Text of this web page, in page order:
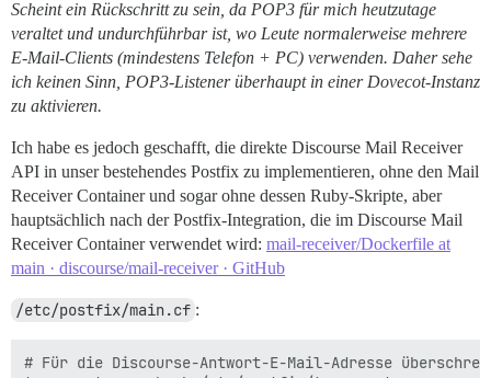
Scheint ein Rückschritt zu sein, da POP3 für mich heutzutage
veraltet und undurchführbar ist, wo Leute normalerweise mehrere
E-Mail-Clients (mindestens Telefon + PC) verwenden. Daher sehe
ich keinen Sinn, POP3-Listener überhaupt in einer Dovecot-Instanz
zu aktivieren.
Ich habe es jedoch geschafft, die direkte Discourse Mail Receiver
API in unser bestehendes Postfix zu implementieren, ohne den Mail
Receiver Container und sogar ohne dessen Ruby-Skripte, aber
hauptsächlich nach der Postfix-Integration, die im Discourse Mail
Receiver Container verwendet wird: mail-receiver/Dockerfile at
main · discourse/mail-receiver · GitHub
/etc/postfix/main.cf :
# Für die Discourse-Antwort-E-Mail-Adresse